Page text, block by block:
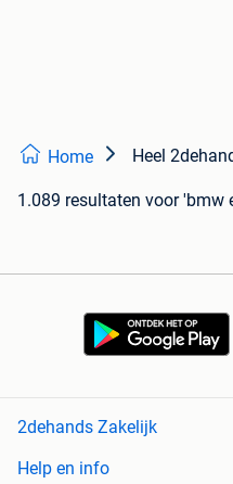
Home Heel
1.089 resultaten voor 'bmw
2dehands Zakelijk
Help en info